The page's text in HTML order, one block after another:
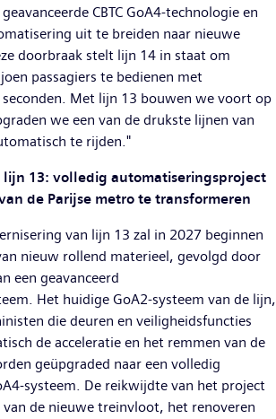
CBTC GoA4-technologie en
uit te breiden naar nieuwe
doorbraak stelt lijn 14 in staat om
passagiers te bedienen met
seconden. Met lijn 13 bouwen we voort op
we een van de drukste lijnen van
te rijden."
lijn 13: volledig automatiseringsproject
de Parijse metro te transformeren
van lijn 13 zal in 2027 beginnen
nieuw rollend materieel, gevolgd door
een geavanceerd
Het huidige GoA2-systeem van de lijn,
die deuren en veiligheidsfuncties
de acceleratie en het remmen van de
geüpgraded naar een volledig
systeem. De reikwijdte van het project
de nieuwe treinvloot, het renoveren